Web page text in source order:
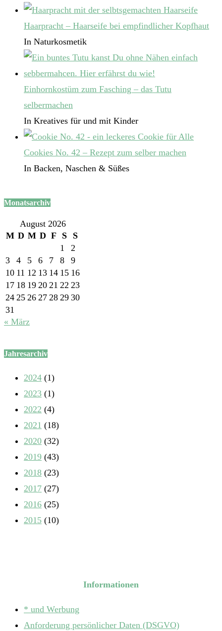
Haarpracht – Haarseife bei empfindlicher Kopfhaut
In Naturkosmetik
Einhornkostüm zum Fasching – das Tutu
selbermachen
In Kreatives für und mit Kinder
Cookies No. 42 – Rezept zum selber machen
In Backen, Naschen & Süßes
Monatsarchiv
August 2026
M D M D F S
S
1
2
3
4 5 6 7 8
9
10 11 12 13 14 15 16
17 18 19 20 21 22 23
24 25 26 27 28 29 30
31
« März
Jahresarchiv
2024 (1)
2023 (1)
2022 (4)
2021 (18)
2020 (32)
2019 (43)
2018 (23)
2017 (27)
2016 (25)
2015 (10)
Informationen
* und Werbung
Anforderung persönlicher Daten (DSGVO)